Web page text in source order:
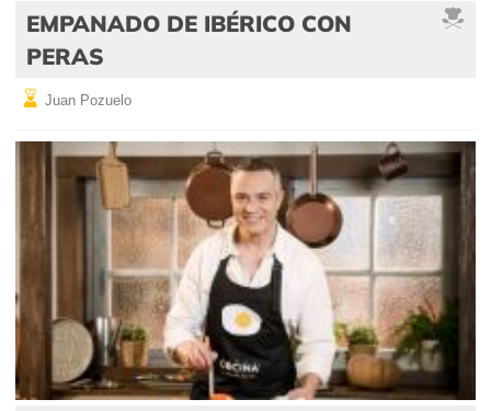
EMPANADO DE IBÉRICO CON
PERAS
Juan Pozuelo